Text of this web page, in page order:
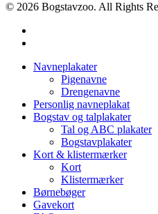
© 2026 Bogstavzoo. All Rights
Close
Navneplakater
Pigenavne
Drengenavne
Personlig navneplakat
Bogstav og talplakater
Tal og ABC plakater
Bogstavplakater
Kort & klistermærker
Kort
Klistermærker
Børnebøger
Gavekort